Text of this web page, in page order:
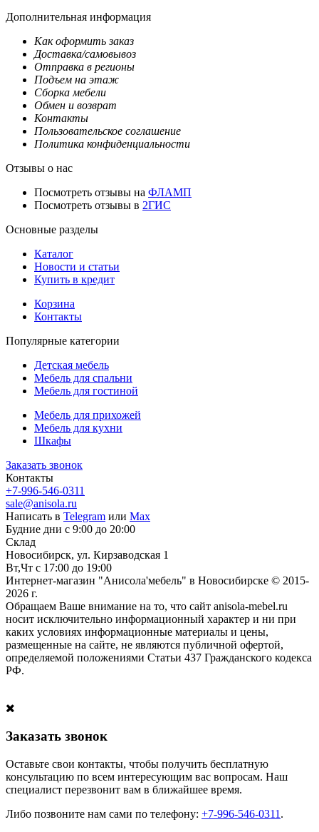
Дополнительная информация
Как оформить заказ
Доставка/самовывоз
Отправка в регионы
Подъем на этаж
Сборка мебели
Обмен и возврат
Контакты
Пользовательское соглашение
Политика конфиденциальности
Отзывы о нас
Посмотреть отзывы на ФЛАМП
Посмотреть отзывы в 2ГИС
Основные разделы
Каталог
Новости и статьи
Купить в кредит
Корзина
Контакты
Популярные категории
Детская мебель
Мебель для спальни
Мебель для гостиной
Мебель для прихожей
Мебель для кухни
Шкафы
Заказать звонок
Контакты
+7-996-546-0311
sale@anisola.ru
Написать в Telegram или Max
Будние дни с 9:00 до 20:00
Склад
Новосибирск, ул. Кирзаводская 1
Вт,Чт с 17:00 до 19:00
Интернет-магазин "Анисола'мебель" в Новосибирске © 2015-
2026 г.
Обращаем Ваше внимание на то, что сайт anisola-mebel.ru
носит исключительно информационный характер и ни при
каких условиях информационные материалы и цены,
размещенные на сайте, не являются публичной офертой,
определяемой положениями Статьи 437 Гражданского кодекса
РФ.
Заказать звонок
Оставьте свои контакты, чтобы получить бесплатную
консультацию по всем интересующим вас вопросам. Наш
специалист перезвонит вам в ближайшее время.
Либо позвоните нам сами по телефону: +7-996-546-0311 .